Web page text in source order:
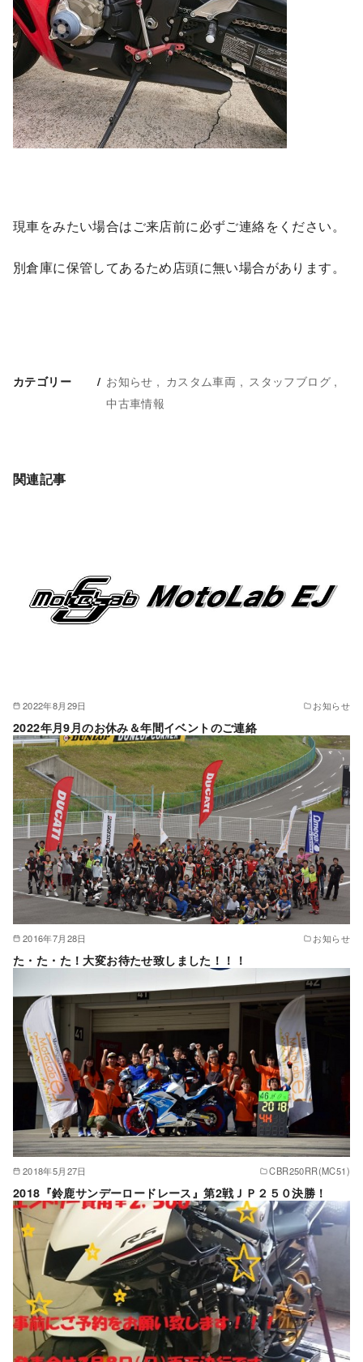
現車をみたい場合はご来店前に必ずご連絡をください。
別倉庫に保管してあるため店頭に無い場合があります。
カテゴリー お知らせ カスタム車両
スタッフブログ
中古車情報
関連記事
2022年8月29日 お知らせ
2022年月9月のお休み＆年間イベントのご連絡
2016年7月28日 お知らせ
た・た・た！大変お待たせ致しました！！！
2018年5月27日 CBR250RR(MC51)
2018『鈴鹿サンデーロードレース』第2戦ＪＰ２５０決勝！